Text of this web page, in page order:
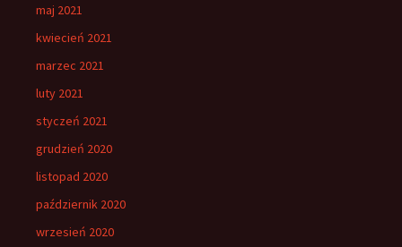
maj 2021
kwiecień 2021
marzec 2021
luty 2021
styczeń 2021
grudzień 2020
listopad 2020
październik 2020
wrzesień 2020